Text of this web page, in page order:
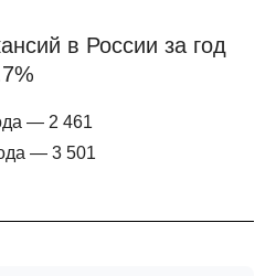
в России за год
— 2 461
— 3 501